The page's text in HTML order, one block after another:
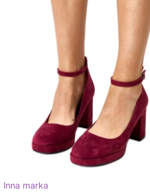
Inna marka